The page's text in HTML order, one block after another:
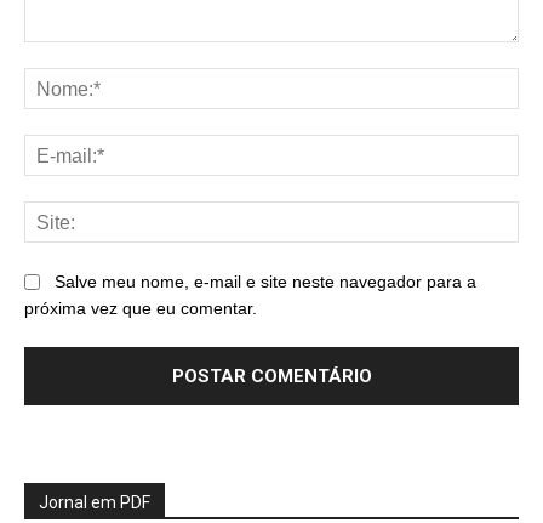
Salve meu nome, e-mail e site neste navegador para a
próxima vez que eu comentar.
Jornal em PDF